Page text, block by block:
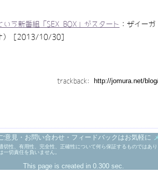
う新番組「SEX BOX」がスタート ：ザイー
） [2013/10/30]
trackback:
意見・お問い合わせ・フィードバックはお気軽に
性、有用性、完全性、正確性について何ら保証するものではあ
切責任を負いません。
This page is created in 0.300 sec.